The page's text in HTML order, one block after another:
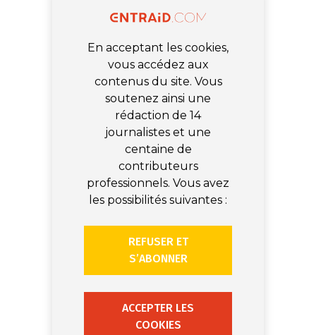
En acceptant les cookies,
vous accédez aux
contenus du site. Vous
soutenez ainsi une
rédaction de 14
journalistes et une
centaine de
contributeurs
professionnels. Vous avez
les possibilités suivantes :
REFUSER ET
S’ABONNER
ACCEPTER LES
COOKIES